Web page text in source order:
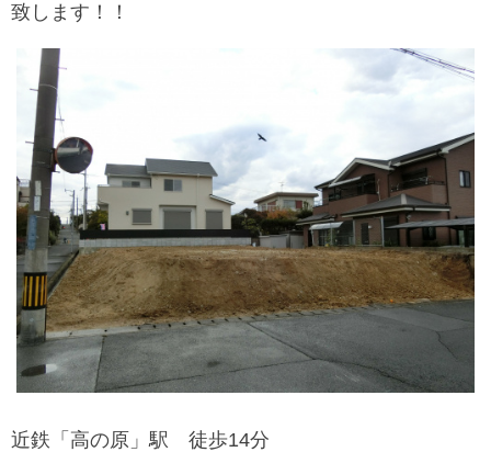
致します！！
近鉄「高の原」駅 徒歩14分